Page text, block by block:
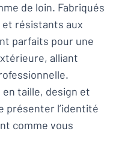
de loin. Fabriqués
résistants aux
parfaits pour une
alliant
taille, design et
présenter l’identité
comme vous